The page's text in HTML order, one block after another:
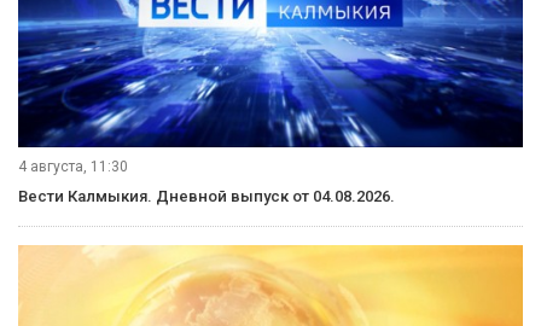
4 августа, 21:10
Вести Калмыкия. Вечерний выпуск от 04.08.2026.